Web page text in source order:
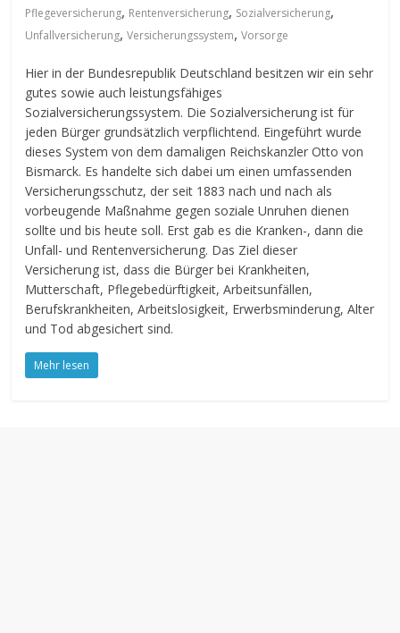
Pflegeversicherung, Rentenversicherung, Sozialversicherung,
Unfallversicherung,Versicherungssystem,Vorsorge
Hier in der Bundesrepublik Deutschland besitzen wir ein sehr
gutes sowie auch leistungsfähiges
Sozialversicherungssystem. Die Sozialversicherung ist für
jeden Bürger grundsätzlich verpflichtend. Eingeführt wurde
dieses System von dem damaligen Reichskanzler Otto von
Bismarck. Es handelte sich dabei um einen umfassenden
Versicherungsschutz, der seit 1883 nach und nach als
vorbeugende Maßnahme gegen soziale Unruhen dienen
sollte und bis heute soll. Erst gab es die Kranken-, dann die
Unfall- und Rentenversicherung. Das Ziel dieser
Versicherung ist, dass die Bürger bei Krankheiten,
Mutterschaft, Pflegebedürftigkeit, Arbeitsunfällen,
Berufskrankheiten, Arbeitslosigkeit, Erwerbsminderung, Alter
und Tod abgesichert sind.
Mehr lesen